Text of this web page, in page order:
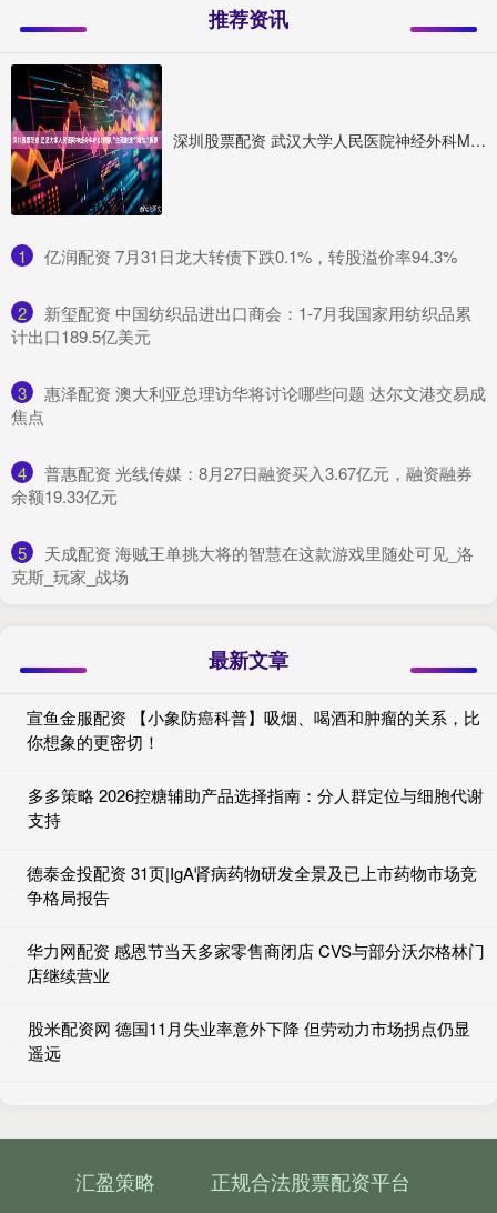
推荐资讯
深圳股票配资 武汉大学人民医院神经外科MDT团队“生死时速”精准“拆弹”
1 ​亿润配资 7月31日龙大转债下跌0.1%，转股溢价率94.3%
2
​新玺配资 中国纺织品进出口商会：1-7月我国家用纺织品累
计出口189.5亿美元
3
​惠泽配资 澳大利亚总理访华将讨论哪些问题 达尔文港交易成
焦点
4
​普惠配资 光线传媒：8月27日融资买入3.67亿元，融资融券
余额19.33亿元
5
​天成配资 海贼王单挑大将的智慧在这款游戏里随处可见_洛
克斯_玩家_战场
最新文章
宣鱼金服配资 【小象防癌科普】吸烟、喝酒和肿瘤的关系，比
你想象的更密切！
多多策略 2026控糖辅助产品选择指南：分人群定位与细胞代谢
支持
德泰金投配资 31页|IgA肾病药物研发全景及已上市药物市场竞
争格局报告
华力网配资 感恩节当天多家零售商闭店 CVS与部分沃尔格林门
店继续营业
股米配资网 德国11月失业率意外下降 但劳动力市场拐点仍显
遥远
汇盈策略 正规合法股票配资平台